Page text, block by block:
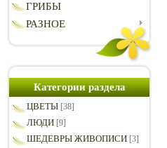
ГРИБЫ
РАЗНОЕ
Категории раздела
ЦВЕТЫ [38]
ЛЮДИ [9]
ШЕДЕВРЫ ЖИВОПИСИ [3]